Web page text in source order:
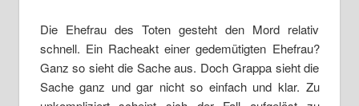
Die Ehefrau des Toten gesteht den Mord relativ
schnell. Ein Racheakt einer gedemütigten Ehefrau?
Ganz so sieht die Sache aus. Doch Grappa sieht die
Sache ganz und gar nicht so einfach und klar. Zu